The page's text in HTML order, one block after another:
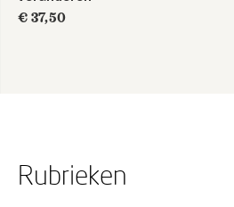
€ 37,50
Rubrieken